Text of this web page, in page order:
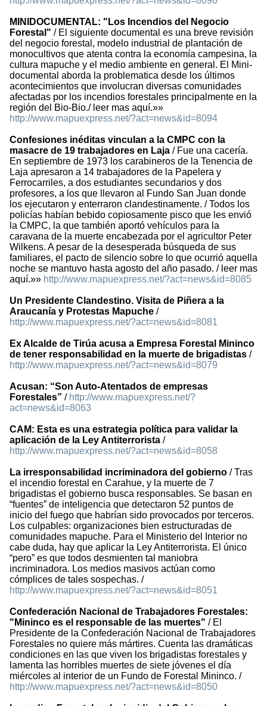
MINIDOCUMENTAL: "Los Incendios del Negocio
Forestal" / El siguiente documental es una breve revisión
del negocio forestal, modelo industrial de plantación de
monocultivos que atenta contra la economía campesina, la
cultura mapuche y el medio ambiente en general. El Mini-
documental aborda la problematica desde los últimos
acontecimientos que involucran diversas comunidades
afectadas por los incendios forestales principalmente en la
región del Bio-Bio./ leer mas aquí.»»
http://www.mapuexpress.net/?act=news&id=8094
Confesiones inéditas vinculan a la CMPC con la
masacre de 19 trabajadores en Laja / Fue una cacería.
En septiembre de 1973 los carabineros de la Tenencia de
Laja apresaron a 14 trabajadores de la Papelera y
Ferrocarriles, a dos estudiantes secundarios y dos
profesores, a los que llevaron al Fundo San Juan donde
los ejecutaron y enterraron clandestinamente. / Todos los
policías habían bebido copiosamente pisco que les envió
la CMPC, la que también aportó vehículos para la
caravana de la muerte encabezada por el agricultor Peter
Wilkens. A pesar de la desesperada búsqueda de sus
familiares, el pacto de silencio sobre lo que ocurrió aquella
noche se mantuvo hasta agosto del año pasado. / leer mas
aquí.»» http://www.mapuexpress.net/?act=news&id=8085
Un Presidente Clandestino. Visita de Piñera a la
Araucanía y Protestas Mapuche /
http://www.mapuexpress.net/?act=news&id=8081
Ex Alcalde de Tirúa acusa a Empresa Forestal Mininco
de tener responsabilidad en la muerte de brigadistas /
http://www.mapuexpress.net/?act=news&id=8079
Acusan: “Son Auto-Atentados de empresas
Forestales” / http://www.mapuexpress.net/?
act=news&id=8063
CAM: Esta es una estrategia política para validar la
aplicación de la Ley Antiterrorista /
http://www.mapuexpress.net/?act=news&id=8058
La irresponsabilidad incriminadora del gobierno / Tras
el incendio forestal en Carahue, y la muerte de 7
brigadistas el gobierno busca responsables. Se basan en
“fuentes” de inteligencia que detectaron 52 puntos de
inicio del fuego que habrían sido provocados por terceros.
Los culpables: organizaciones bien estructuradas de
comunidades mapuche. Para el Ministerio del Interior no
cabe duda, hay que aplicar la Ley Antiterrorista. El único
“pero” es que todos desmienten tal maniobra
incriminadora. Los medios masivos actúan como
cómplices de tales sospechas. /
http://www.mapuexpress.net/?act=news&id=8051
Confederación Nacional de Trabajadores Forestales:
"Mininco es el responsable de las muertes" / El
Presidente de la Confederación Nacional de Trabajadores
Forestales no quiere más mártires. Cuenta las dramáticas
condiciones en las que viven los brigadistas forestales y
lamenta las horribles muertes de siete jóvenes el día
miércoles al interior de un Fundo de Forestal Mininco. /
http://www.mapuexpress.net/?act=news&id=8050